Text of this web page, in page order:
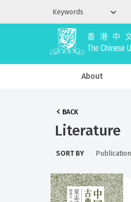
About
BACK
Literature
SORT BY